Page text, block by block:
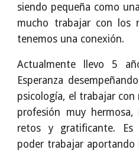
siendo pequeña como
mucho trabajar con los
tenemos una conexión.
Actualmente llevo 5
Esperanza
psicología, el trabajar
profesión muy
retos y gratificante. Es
poder trabajar aportando